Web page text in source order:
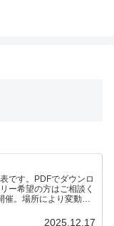
です。PDFでダウンロ
ー希望の方はご相談く
。場所により変動あ
ドPDFでアップロード
2025.12.17